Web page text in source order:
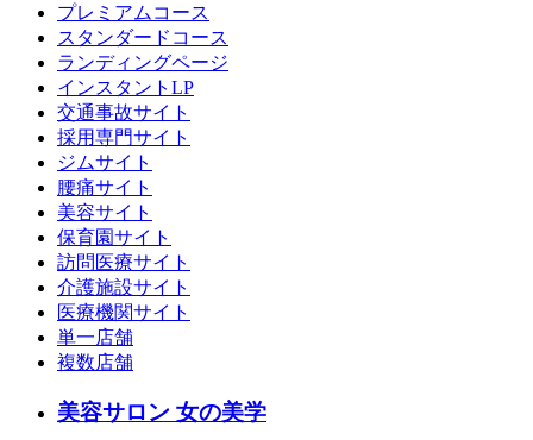
プレミアムコース
スタンダードコース
ランディングページ
インスタントLP
交通事故サイト
採用専門サイト
ジムサイト
腰痛サイト
美容サイト
保育園サイト
訪問医療サイト
介護施設サイト
医療機関サイト
単一店舗
複数店舗
美容サロン 女の美学